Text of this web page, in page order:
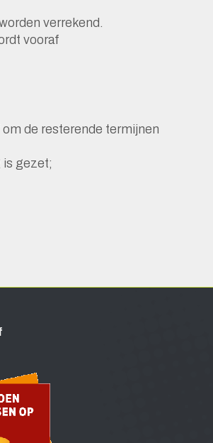
verrekend.
vooraf
de resterende termijnen
is gezet;